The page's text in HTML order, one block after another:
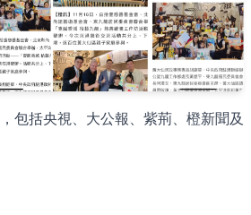
包括央視、大公報、紫荊、橙新聞及